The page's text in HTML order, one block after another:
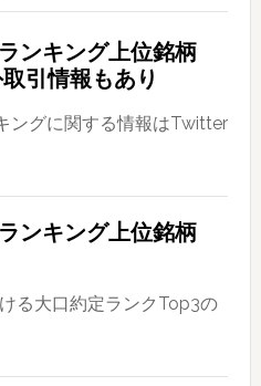
ンキング上位銘柄
引情報もあり
ングに関する情報はTwitter
ンキング上位銘柄
る大口約定ランクTop3の